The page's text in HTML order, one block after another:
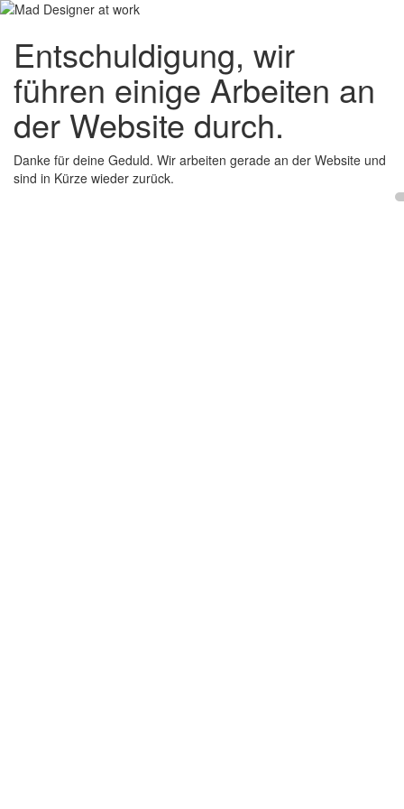
Entschuldigung, wir
führen einige Arbeiten an
der Website durch.
Danke für deine Geduld. Wir arbeiten gerade an der Website und
sind in Kürze wieder zurück.